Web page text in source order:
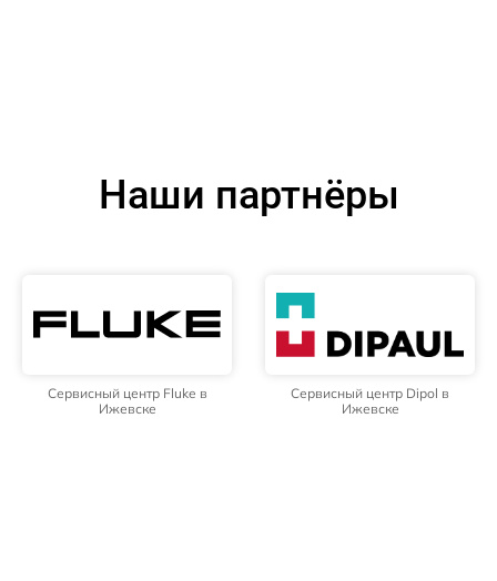
Наши партнёры
Сервисный центр Fluke в
Ижевске
Сервисный центр Dipol в
Ижевске